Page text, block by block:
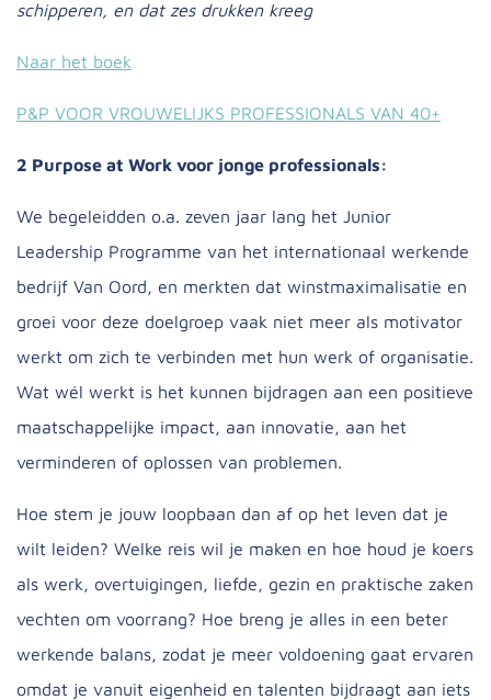
schipperen, en dat zes drukken kreeg
Naar het boek
P&P VOOR VROUWELIJKS PROFESSIONALS VAN 40+
2 Purpose at Work voor jonge professionals:
We begeleidden o.a. zeven jaar lang het Junior
Leadership Programme van het internationaal werkende
bedrijf Van Oord, en merkten dat winstmaximalisatie en
groei voor deze doelgroep vaak niet meer als motivator
werkt om zich te verbinden met hun werk of organisatie.
Wat wél werkt is het kunnen bijdragen aan een positieve
maatschappelijke impact, aan innovatie, aan het
verminderen of oplossen van problemen.
Hoe stem je jouw loopbaan dan af op het leven dat je
wilt leiden? Welke reis wil je maken en hoe houd je koers
als werk, overtuigingen, liefde, gezin en praktische zaken
vechten om voorrang? Hoe breng je alles in een beter
werkende balans, zodat je meer voldoening gaat ervaren
omdat je vanuit eigenheid en talenten bijdraagt aan iets